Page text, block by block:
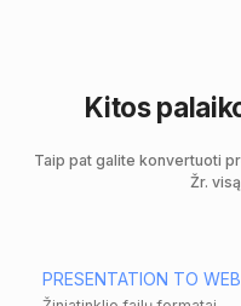
Kitos
Taip pat galite konvertuoti
Žr.
PRESENTATION TO WEB